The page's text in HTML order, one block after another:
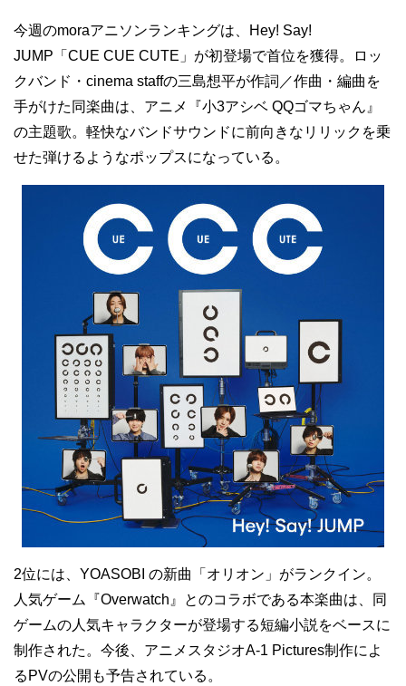
今週のmoraアニソンランキングは、Hey! Say!
JUMP「CUE CUE CUTE」が初登場で首位を獲得。ロッ
クバンド・cinema staffの三島想平が作詞／作曲・編曲を
手がけた同楽曲は、アニメ『小3アシベ QQゴマちゃん』
の主題歌。軽快なバンドサウンドに前向きなリリックを乗
せた弾けるようなポップスになっている。
2位には、YOASOBI の新曲「オリオン」がランクイン。
人気ゲーム『Overwatch』とのコラボである本楽曲は、同
ゲームの人気キャラクターが登場する短編小説をベースに
制作された。今後、アニメスタジオA-1 Pictures制作によ
るPVの公開も予告されている。